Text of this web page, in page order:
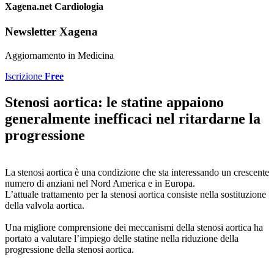
Xagena.net Cardiologia
Newsletter Xagena
Aggiornamento in Medicina
Iscrizione Free
Stenosi aortica: le statine appaiono
generalmente inefficaci nel ritardarne la
progressione
La stenosi aortica è una condizione che sta interessando un crescente
numero di anziani nel Nord America e in Europa.
L’attuale trattamento per la stenosi aortica consiste nella sostituzione
della valvola aortica.
Una migliore comprensione dei meccanismi della stenosi aortica ha
portato a valutare l’impiego delle statine nella riduzione della
progressione della stenosi aortica.